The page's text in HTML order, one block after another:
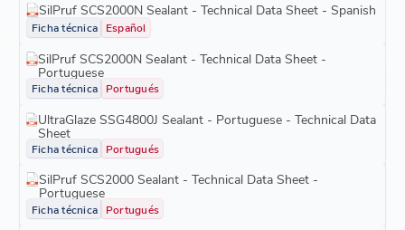
SilPruf SCS2000N Sealant - Technical Data Sheet - Spanish
Ficha técnica Español
SilPruf SCS2000N Sealant - Technical Data Sheet -
Portuguese
Ficha técnica Portugués
UltraGlaze SSG4800J Sealant - Portuguese - Technical Data
Sheet
Ficha técnica Portugués
SilPruf SCS2000 Sealant - Technical Data Sheet -
Portuguese
Ficha técnica Portugués